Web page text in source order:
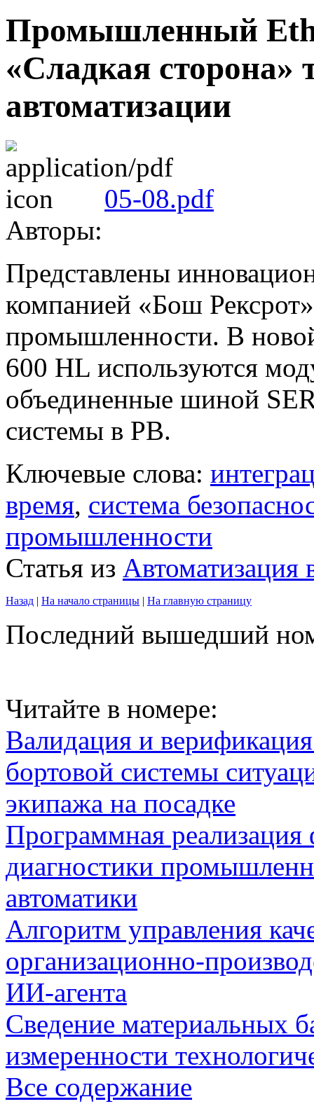
Промышленный
«Сладкая сторона»
автоматизации
05-08.pdf
Авторы:
Представлены
компанией «Бош
промышленности. В
600 HL используются
объединенные шиной
системы в РВ.
Ключевые слова:
время, система
промышленности
Статья из
Назад | На начало страницы | На главную страницу
Последний вышедший
Читайте в номере:
Валидация и
бортовой системы
экипажа на посадке
Программная
диагностики
автоматики
Алгоритм управления
организационно-
ИИ-агента
Сведение материальных
измеренности
Все содержание